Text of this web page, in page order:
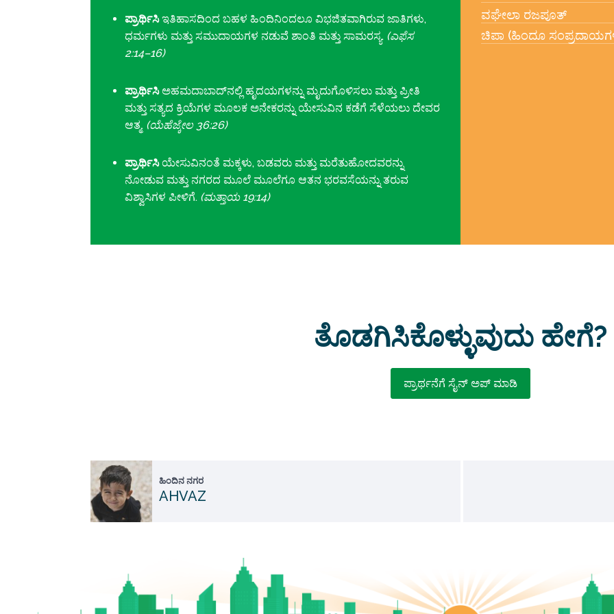
ಪ್ರಾರ್ಥಿಸಿಇತಿಹಾಸದಿಂದ ಬಹಳ ಹಿಂದಿನಿಂದಲೂ ವಿಭಜಿತವಾಗಿರುವ ಜಾತಿಗಳು,
ಧರ್ಮಗಳು ಮತ್ತು ಸಮುದಾಯಗಳ ನಡುವೆ ಶಾಂತಿ ಮತ್ತು ಸಾಮರಸ್ಯ. (ಎಫೆಸ
2:14–16)
ಪ್ರಾರ್ಥಿಸಿಅಹಮದಾಬಾದ್‌ನಲ್ಲಿ ಹೃದಯಗಳನ್ನು ಮೃದುಗೊಳಿಸಲು ಮತ್ತು ಪ್ರೀತಿ
ಮತ್ತು ಸತ್ಯದ ಕ್ರಿಯೆಗಳ ಮೂಲಕ ಅನೇಕರನ್ನು ಯೇಸುವಿನ ಕಡೆಗೆ ಸೆಳೆಯಲು ದೇವರ
ಆತ್ಮ. (ಯೆಹೆಜ್ಕೇಲ 36:26)
ಪ್ರಾರ್ಥಿಸಿಯೇಸುವಿನಂತೆ ಮಕ್ಕಳು, ಬಡವರು ಮತ್ತು ಮರೆತುಹೋದವರನ್ನು
ನೋಡುವ ಮತ್ತು ನಗರದ ಮೂಲೆ ಮೂಲೆಗೂ ಆತನ ಭರವಸೆಯನ್ನು ತರುವ
ವಿಶ್ವಾಸಿಗಳ ಪೀಳಿಗೆ. (ಮತ್ತಾಯ 19:14)
ವಘೇಲಾ ರಜಪೂತ್
ಚಿಪಾ (ಹಿಂದೂ
ತೊಡಗಿಸಿಕೊಳ್ಳುವುದು ಹೇಗೆ?
ಪ್ರಾರ್ಥನೆಗೆ ಸೈನ್ ಅಪ್ ಮಾಡಿ
ಹಿಂದಿನ ನಗರ
AHVAZ